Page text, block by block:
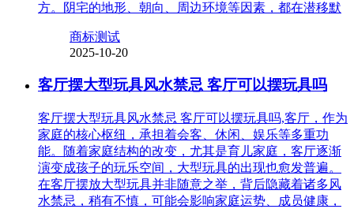
方。阴宅的地形、朝向、周边环境等因素，都在潜移默
商标测试
2025-10-20
客厅摆大型玩具风水禁忌 客厅可以摆玩具吗
客厅摆大型玩具风水禁忌 客厅可以摆玩具吗,客厅，作为
家庭的核心枢纽，承担着会客、休闲、娱乐等多重功
能。随着家庭结构的改变，尤其是育儿家庭，客厅逐渐
演变成孩子的玩乐空间，大型玩具的出现也愈发普遍。
在客厅摆放大型玩具并非随意之举，背后隐藏着诸多风
水禁忌，稍有不慎，可能会影响家庭运势、成员健康，